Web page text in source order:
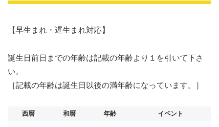
【早生まれ・遅生まれ対応】
誕生日前日までの年齢は記載の年齢より１を引いて下さ
い。
［記載の年齢は誕生日以後の満年齢になっています。］
西暦 和暦 年齢 イベント